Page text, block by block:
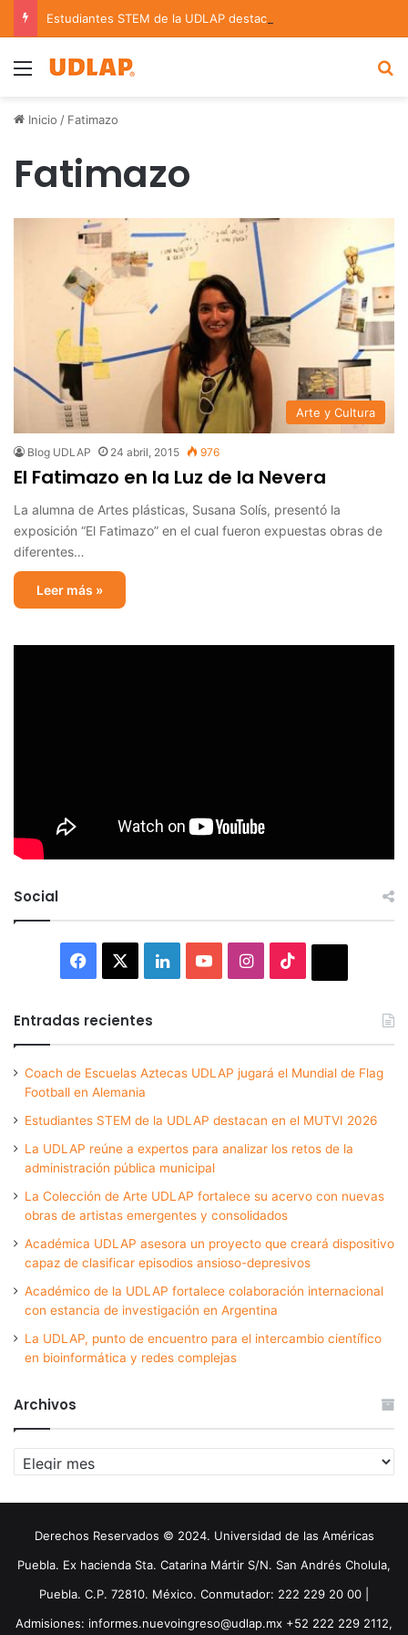
Menu
Inicio / Fatimazo
Fatimazo
Arte y Cultura
Blog UDLAP 24 abril, 2015 976
El Fatimazo en la Luz de la Nevera
La alumna de Artes plásticas, Susana Solís, presentó la
exposición “El Fatimazo” en el cual fueron expuestas obras de
diferentes…
Leer más »
Social
Facebook LinkedInYouTubeInstagram
Entradas recientes
Coach de Escuelas Aztecas UDLAP jugará el Mundial de Flag
Football en Alemania
Estudiantes STEM de la UDLAP destacan en el MUTVI 2026
La UDLAP reúne a expertos para analizar los retos de la
administración pública municipal
La Colección de Arte UDLAP fortalece su acervo con nuevas
obras de artistas emergentes y consolidados
Académica UDLAP asesora un proyecto que creará dispositivo
capaz de clasificar episodios ansioso-depresivos
Académico de la UDLAP fortalece colaboración internacional
con estancia de investigación en Argentina
La UDLAP, punto de encuentro para el intercambio científico
en bioinformática y redes complejas
Archivos
Archivos
Derechos Reservados © 2024. Universidad de las Américas
Puebla. Ex hacienda Sta. Catarina Mártir S/N. San Andrés Cholula,
Puebla. C.P. 72810. México. Conmutador: 222 229 20 00 |
Admisiones: informes.nuevoingreso@udlap.mx +52 222 229 2112,